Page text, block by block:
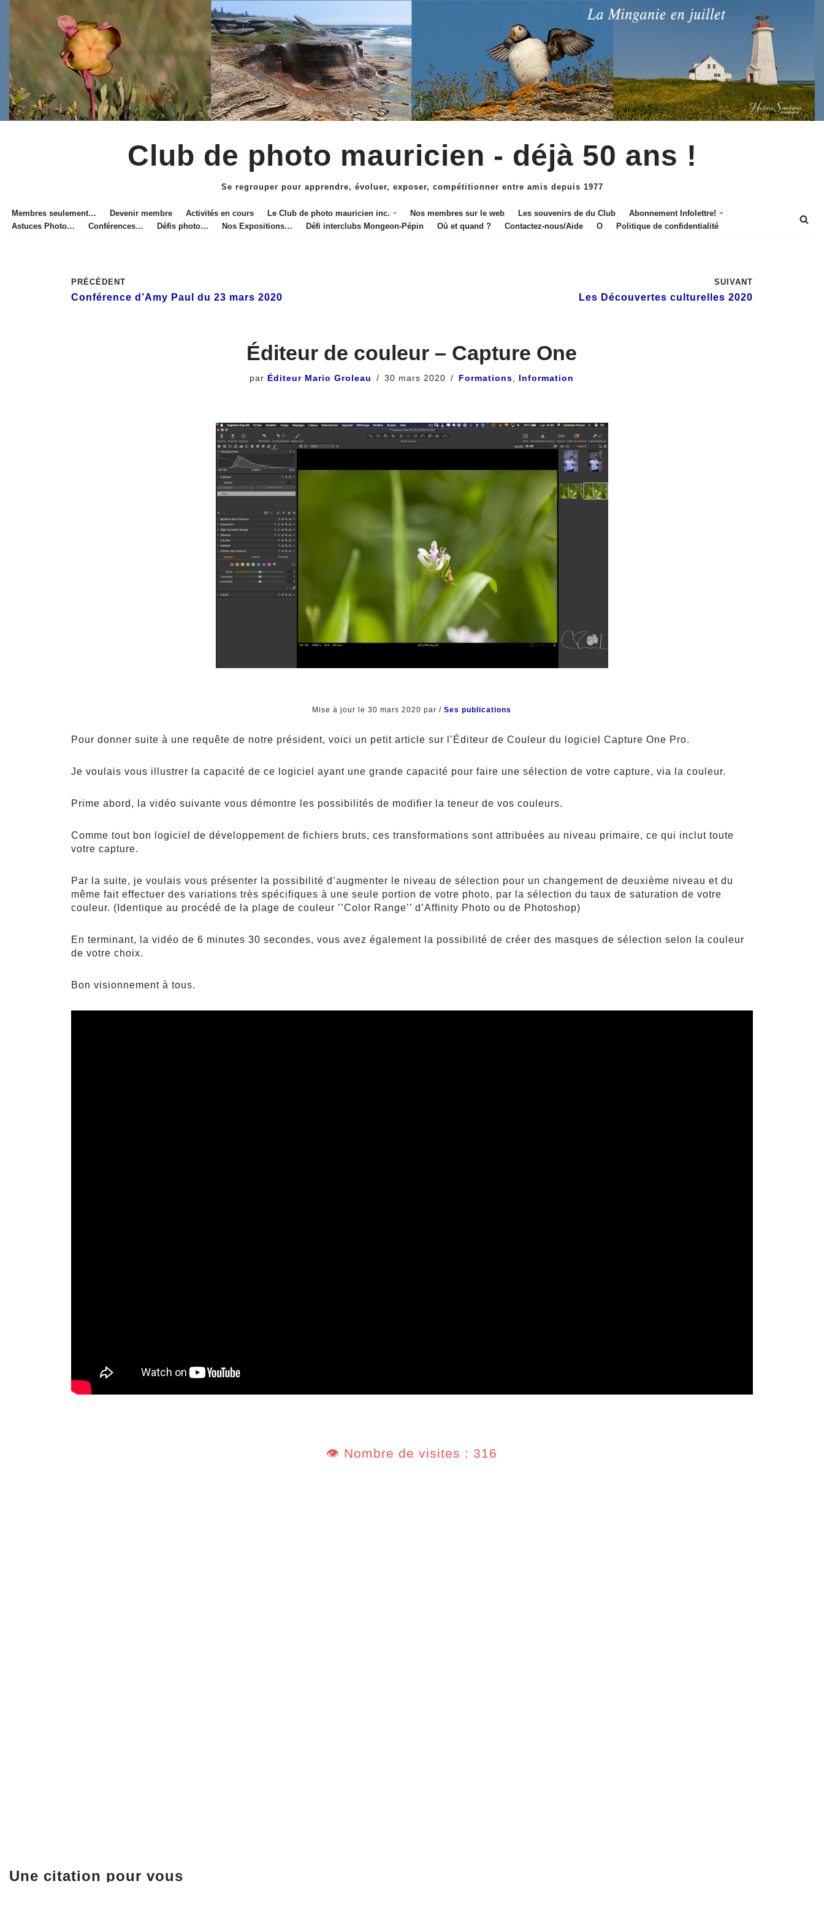
Club de photo mauricien - déjà 50 ans !
Se regrouper pour apprendre, évoluer, exposer, compétitionner entre amis depuis 1977
Membres seulement… Devenir membre Activités en cours Le Club de photo mauricien inc. Nos membres sur le web Les souvenirs de du Club
Abonnement Infolettre!
Astuces Photo…
Conférences… Défis photo… Nos Expositions… Défi interclubs Mongeon-Pépin Où et quand ? Contactez-nous/Aide O Politique de confidentialité
PRÉCÉDENT
Conférence d’Amy Paul du 23 mars 2020
SUIVANT
Les Découvertes culturelles 2020
Éditeur de couleur – Capture One
par Éditeur Mario Groleau 30 mars 2020 Formations Information
Mise à jour le 30 mars 2020 par/Ses publications
Pour donner suite à une requête de notre président, voici un petit article sur l’Éditeur de Couleur du logiciel Capture One Pro.
Je voulais vous illustrer la capacité de ce logiciel ayant une grande capacité pour faire une sélection de votre capture, via la couleur.
Prime abord, la vidéo suivante vous démontre les possibilités de modifier la teneur de vos couleurs.
Comme tout bon logiciel de développement de fichiers bruts, ces transformations sont attribuées au niveau primaire, ce qui inclut toute
votre capture.
Par la suite, je voulais vous présenter la possibilité d’augmenter le niveau de sélection pour un changement de deuxième niveau et du
même fait effectuer des variations très spécifiques à une seule portion de votre photo, par la sélection du taux de saturation de votre
couleur. (Identique au procédé de la plage de couleur ’’Color Range’’ d’Affinity Photo ou de Photoshop)
En terminant, la vidéo de 6 minutes 30 secondes, vous avez également la possibilité de créer des masques de sélection selon la couleur
de votre choix.
Bon visionnement à tous.
👁️ Nombre de visites : 316
Une citation pour vous